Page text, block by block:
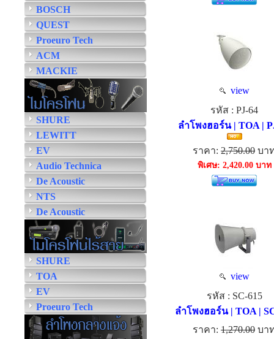
BOSCH
QUEST
Proeuro Tech
ACM
MACKIE
SHURE
LEWITT
EV
Audio Technica
De Acoustic
NTS
De Acoustic
SHURE
TOA
EV
Proeuro Tech
view
รหัส : PJ-64
ลำโพงฮอร์น | TOA |
ราคา: 2,750.00 บา
พิเศษ: 2,420.00 บาท
view
รหัส : SC-615
ลำโพงฮอร์น | TOA |
ราคา: 1,270.00 บา